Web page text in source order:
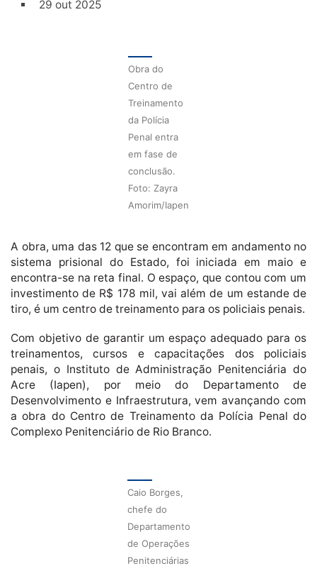
29 out 2025
Obra do
Centro de
Treinamento
da Polícia
Penal entra
em fase de
conclusão.
Foto: Zayra
Amorim/Iapen
A obra, uma das 12 que se encontram em andamento no
sistema prisional do Estado, foi iniciada em maio e
encontra-se na reta final. O espaço, que contou com um
investimento de R$ 178 mil, vai além de um estande de
tiro, é um centro de treinamento para os policiais penais.
Com objetivo de garantir um espaço adequado para os
treinamentos, cursos e capacitações dos policiais
penais, o Instituto de Administração Penitenciária do
Acre (Iapen), por meio do Departamento de
Desenvolvimento e Infraestrutura, vem avançando com
a obra do Centro de Treinamento da Polícia Penal do
Complexo Penitenciário de Rio Branco.
Caio Borges,
chefe do
Departamento
de Operações
Penitenciárias